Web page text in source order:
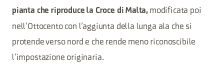
pianta che riproduce la Croce di Malta, modificata poi
nell’Ottocento con l’aggiunta della lunga ala che si
protende verso nord e che rende meno riconoscibile
l’impostazione originaria.